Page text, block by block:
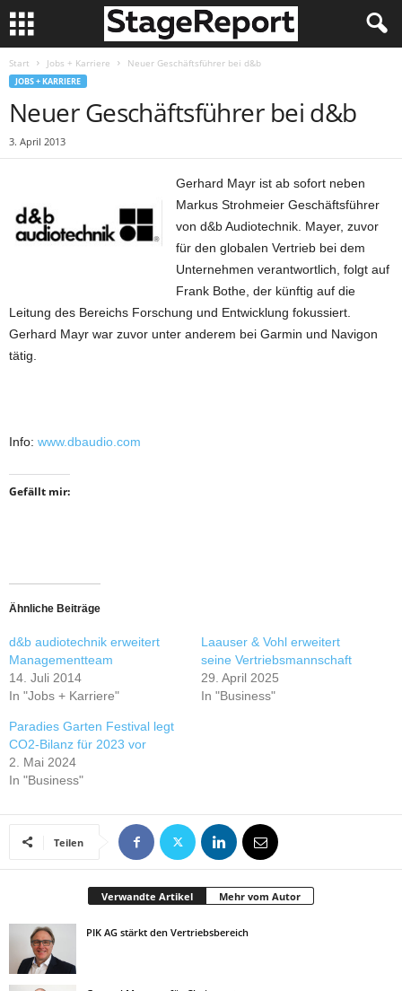
Start Jobs + Karriere Neuer Geschäftsführer bei d&b
JOBS + KARRIERE
Neuer Geschäftsführer bei d&b
3. April 2013
Gerhard Mayr ist ab sofort neben
Markus Strohmeier Geschäftsführer
von d&b Audiotechnik. Mayer, zuvor
für den globalen Vertrieb bei dem
Unternehmen verantwortlich, folgt auf
Frank Bothe, der künftig auf die
Leitung des Bereichs Forschung und Entwicklung fokussiert.
Gerhard Mayr war zuvor unter anderem bei Garmin und Navigon
tätig.
Info: www.dbaudio.com
Gefällt mir:
Ähnliche Beiträge
d&b audiotechnik erweitert
Managementteam
14. Juli 2014
In "Jobs + Karriere"
Laauser & Vohl erweitert
seine Vertriebsmannschaft
29. April 2025
In "Business"
Paradies Garten Festival legt
CO2-Bilanz für 2023 vor
2. Mai 2024
In "Business"
Teilen
Verwandte Artikel Mehr vom Autor
PIK AG stärkt den Vertriebsbereich